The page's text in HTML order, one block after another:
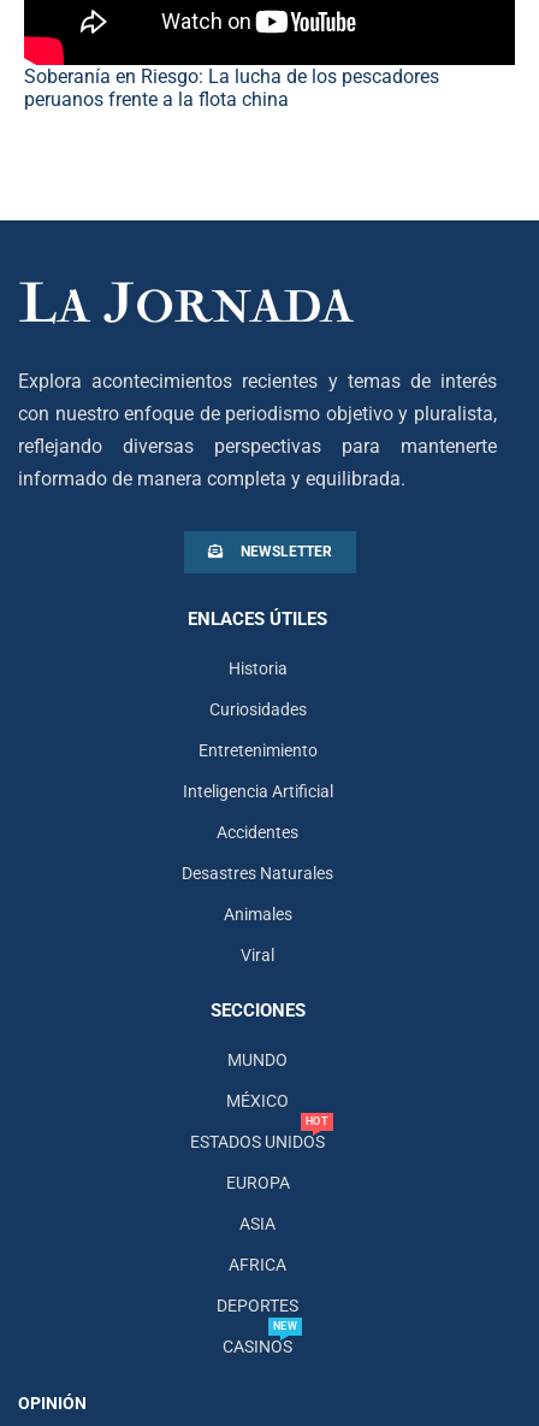
Soberanía en Riesgo: La lucha de los pescadores
peruanos frente a la flota china
Explora acontecimientos recientes y temas de interés
con nuestro enfoque de periodismo objetivo y pluralista,
reflejando diversas perspectivas para mantenerte
informado de manera completa y equilibrada.
NEWSLETTER
ENLACES ÚTILES
Historia
Curiosidades
Entretenimiento
Inteligencia Artificial
Accidentes
Desastres Naturales
Animales
Viral
SECCIONES
MUNDO
MÉXICO
ESTADOS UNIDOS
HOT
EUROPA
ASIA
AFRICA
DEPORTES
CASINOS
NEW
OPINIÓN